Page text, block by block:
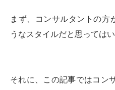
まず、コンサルタントの方
うなスタイルだと思っては
それに、この記事ではコン